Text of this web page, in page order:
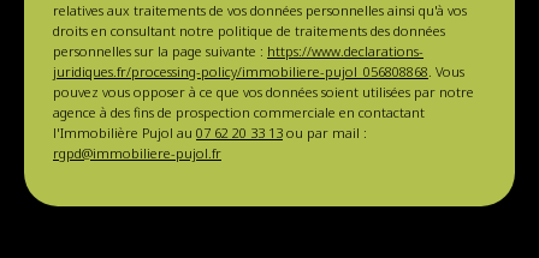
relatives aux traitements de vos données personnelles ainsi qu'à vos
droits en consultant notre politique de traitements des données
personnelles sur la page suivante : https://www.declarations-
juridiques.fr/processing-policy/immobiliere-pujol_056808868. Vous
pouvez vous opposer à ce que vos données soient utilisées par notre
agence à des fins de prospection commerciale en contactant
l'Immobilière Pujol au 07 62 20 33 13 ou par mail :
rgpd@immobiliere-pujol.fr